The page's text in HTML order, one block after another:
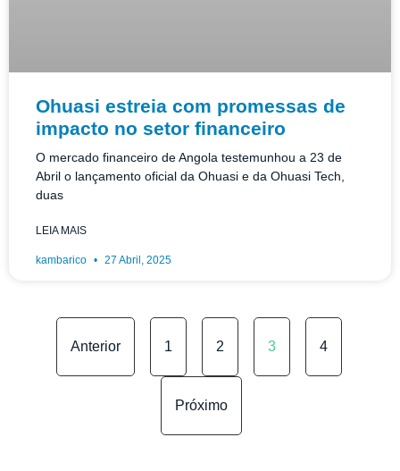
Ohuasi estreia com promessas de
impacto no setor financeiro
O mercado financeiro de Angola testemunhou a 23 de
Abril o lançamento oficial da Ohuasi e da Ohuasi Tech,
duas
LEIA MAIS
kambarico 27 Abril, 2025
Anterior 1 2 3 4
Próximo